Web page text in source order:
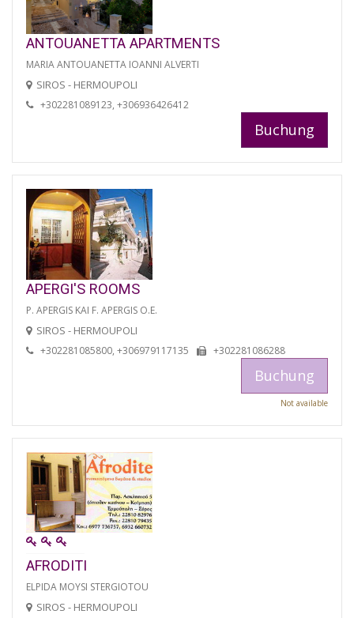
ANTOUANETTA APARTMENTS
MARIA ANTOUANETTA IOANNI ALVERTI
SIROS - HERMOUPOLI
+302281089123, +306936426412
Buchung
APERGI'S ROOMS
P. APERGIS KAI F. APERGIS O.E.
SIROS - HERMOUPOLI
+302281085800, +306979117135 +302281086288
Buchung
Not available
AFRODITI
ELPIDA MOYSI STERGIOTOU
SIROS - HERMOUPOLI